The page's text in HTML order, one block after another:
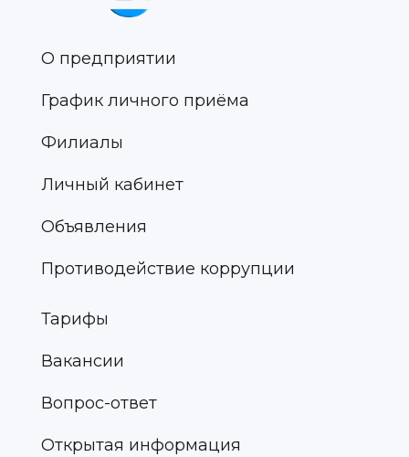
О предприятии
График личного приёма
Филиалы
Личный кабинет
Объявления
Противодействие коррупции
Тарифы
Вакансии
Вопрос-ответ
Открытая информация